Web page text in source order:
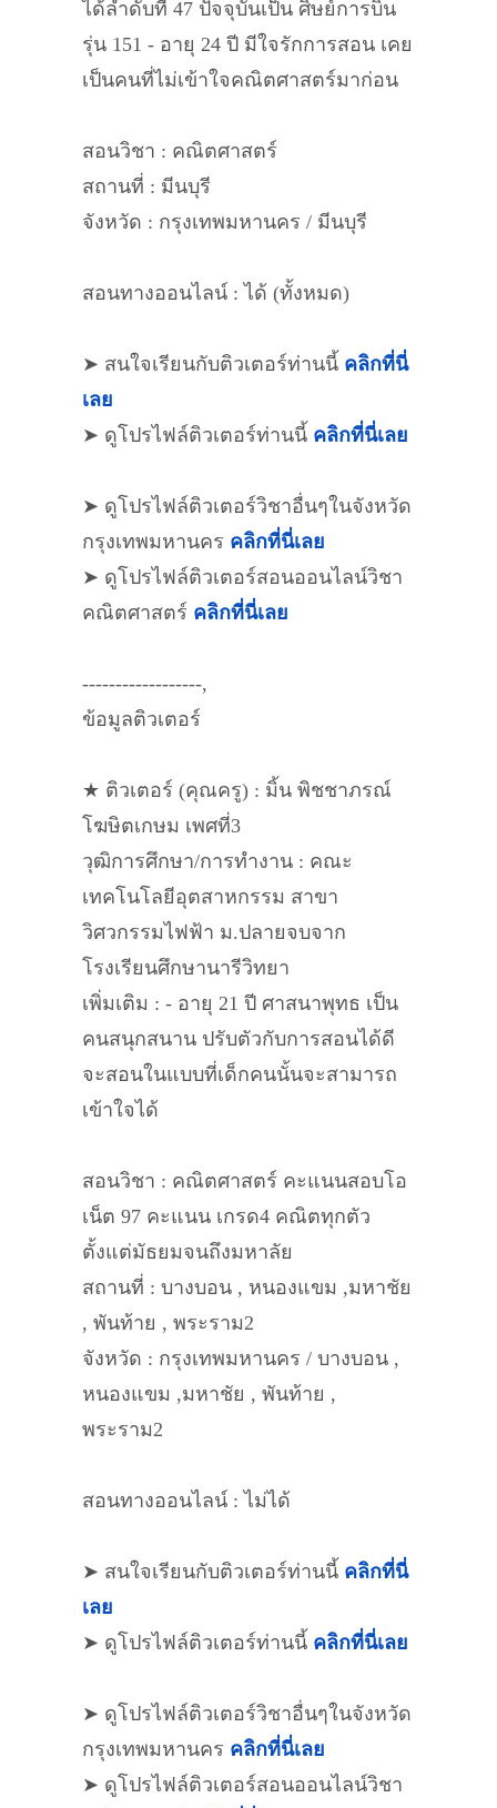
ได้ลำดับที่ 47 ปัจจุบันเป็น ศิษย์การบิน
รุ่น 151 - อายุ 24 ปี มีใจรักการสอน เคย
เป็นคนที่ไม่เข้าใจคณิตศาสตร์มาก่อน
สอนวิชา : คณิตศาสตร์
สถานที่ : มีนบุรี
จังหวัด : กรุงเทพมหานคร / มีนบุรี
สอนทางออนไลน์ : ได้ (ทั้งหมด)
➤ สนใจเรียนกับติวเตอร์ท่านนี้ คลิกที่นี่
เลย
➤ ดูโปรไฟล์ติวเตอร์ท่านนี้ คลิกที่นี่เลย
➤ ดูโปรไฟล์ติวเตอร์วิชาอื่นๆในจังหวัด
กรุงเทพมหานคร คลิกที่นี่เลย
➤ ดูโปรไฟล์ติวเตอร์สอนออนไลน์วิชา
คณิตศาสตร์ คลิกที่นี่เลย
------------------,
ข้อมูลติวเตอร์
★ ติวเตอร์ (คุณครู) : มิ้น พิชชาภรณ์
โฆษิตเกษม เพศที่3
วุฒิการศึกษา/การทำงาน : คณะ
เทคโนโลยีอุตสาหกรรม สาขา
วิศวกรรมไฟฟ้า ม.ปลายจบจาก
โรงเรียนศึกษานารีวิทยา
เพิ่มเติม : - อายุ 21 ปี ศาสนาพุทธ เป็น
คนสนุกสนาน ปรับตัวกับการสอนได้ดี
จะสอนในแบบที่เด็กคนนั้นจะสามารถ
เข้าใจได้
สอนวิชา : คณิตศาสตร์ คะแนนสอบโอ
เน็ต 97 คะแนน เกรด4 คณิตทุกตัว
ตั้งแต่มัธยมจนถึงมหาลัย
สถานที่ : บางบอน , หนองแขม ,มหาชัย
, พันท้าย , พระราม2
จังหวัด : กรุงเทพมหานคร / บางบอน ,
หนองแขม ,มหาชัย , พันท้าย ,
พระราม2
สอนทางออนไลน์ : ไม่ได้
➤ สนใจเรียนกับติวเตอร์ท่านนี้ คลิกที่นี่
เลย
➤ ดูโปรไฟล์ติวเตอร์ท่านนี้ คลิกที่นี่เลย
➤ ดูโปรไฟล์ติวเตอร์วิชาอื่นๆในจังหวัด
กรุงเทพมหานคร คลิกที่นี่เลย
➤ ดูโปรไฟล์ติวเตอร์สอนออนไลน์วิชา